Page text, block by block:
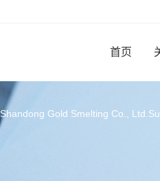
首页
Shandong Gold Smelting Co.,